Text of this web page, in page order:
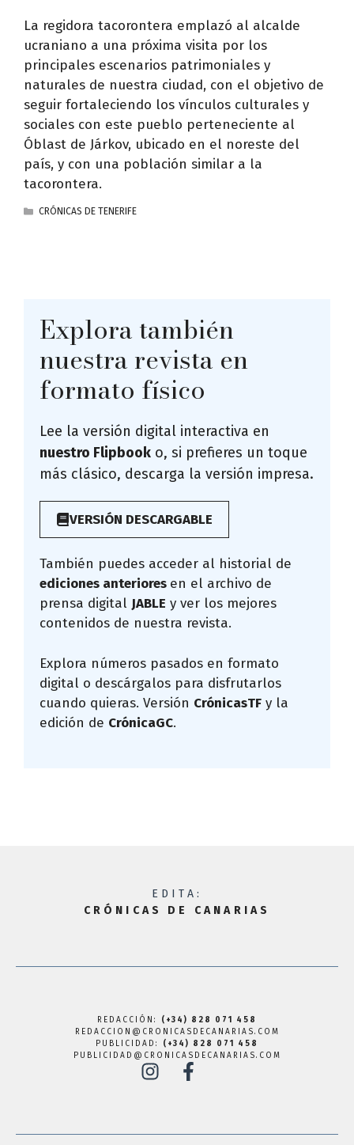
La regidora tacorontera emplazó al alcalde
ucraniano a una próxima visita por los
principales escenarios patrimoniales y
naturales de nuestra ciudad, con el objetivo de
seguir fortaleciendo los vínculos culturales y
sociales con este pueblo perteneciente al
Óblast de Járkov, ubicado en el noreste del
país, y con una población similar a la
tacorontera.
CATEGORÍAS
CRÓNICAS DE TENERIFE
Explora también
nuestra revista en
formato físico
Lee la versión digital interactiva en
nuestro Flipbook o, si prefieres un toque
más clásico, descarga la versión impresa.
VERSIÓN DESCARGABLE
También puedes acceder al historial de
ediciones anteriores en el archivo de
prensa digital JABLE y ver los mejores
contenidos de nuestra revista.
Explora números pasados en formato
digital o descárgalos para disfrutarlos
cuando quieras. Versión CrónicasTF y la
edición de CrónicaGC.
EDITA:
CRÓNICAS DE CANARIAS
REDACCIÓN: (+34) 828 071 458
REDACCION@CRONICASDECANARIAS.COM
PUBLICIDAD: (+34) 828 071 458
PUBLICIDAD@CRONICASDECANARIAS.COM